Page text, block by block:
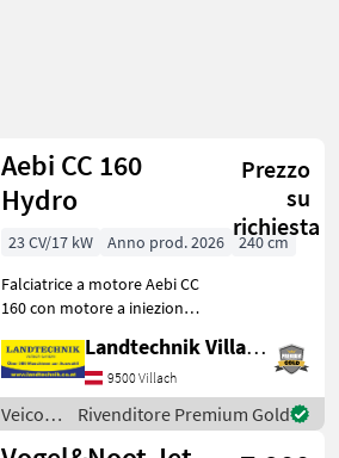
Aebi CC 160
Hydro
Prezzo
su
richiesta
23 CV/17 kW Anno prod. 2026
240 cm
Falciatrice a motore Aebi CC
160 con motore a iniezione
avviamento elettrico, con
display grafico HMI
Premium dal design
rinnovato, dotato di
Landtechnik Villach GmbH
9500 Villach
Veicoli
agricoli
Rivenditore Premium Gold